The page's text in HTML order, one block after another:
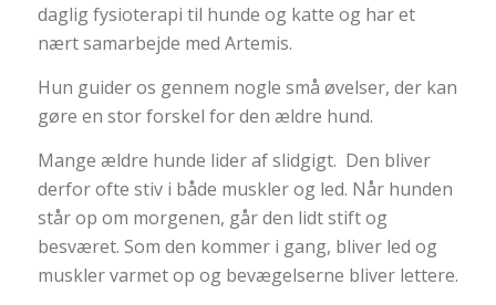
daglig fysioterapi til hunde og katte og har et
nært samarbejde med Artemis.
Hun guider os gennem nogle små øvelser, der kan
gøre en stor forskel for den ældre hund.
Mange ældre hunde lider af slidgigt. Den bliver
derfor ofte stiv i både muskler og led. Når hunden
står op om morgenen, går den lidt stift og
besværet. Som den kommer i gang, bliver led og
muskler varmet op og bevægelserne bliver lettere.